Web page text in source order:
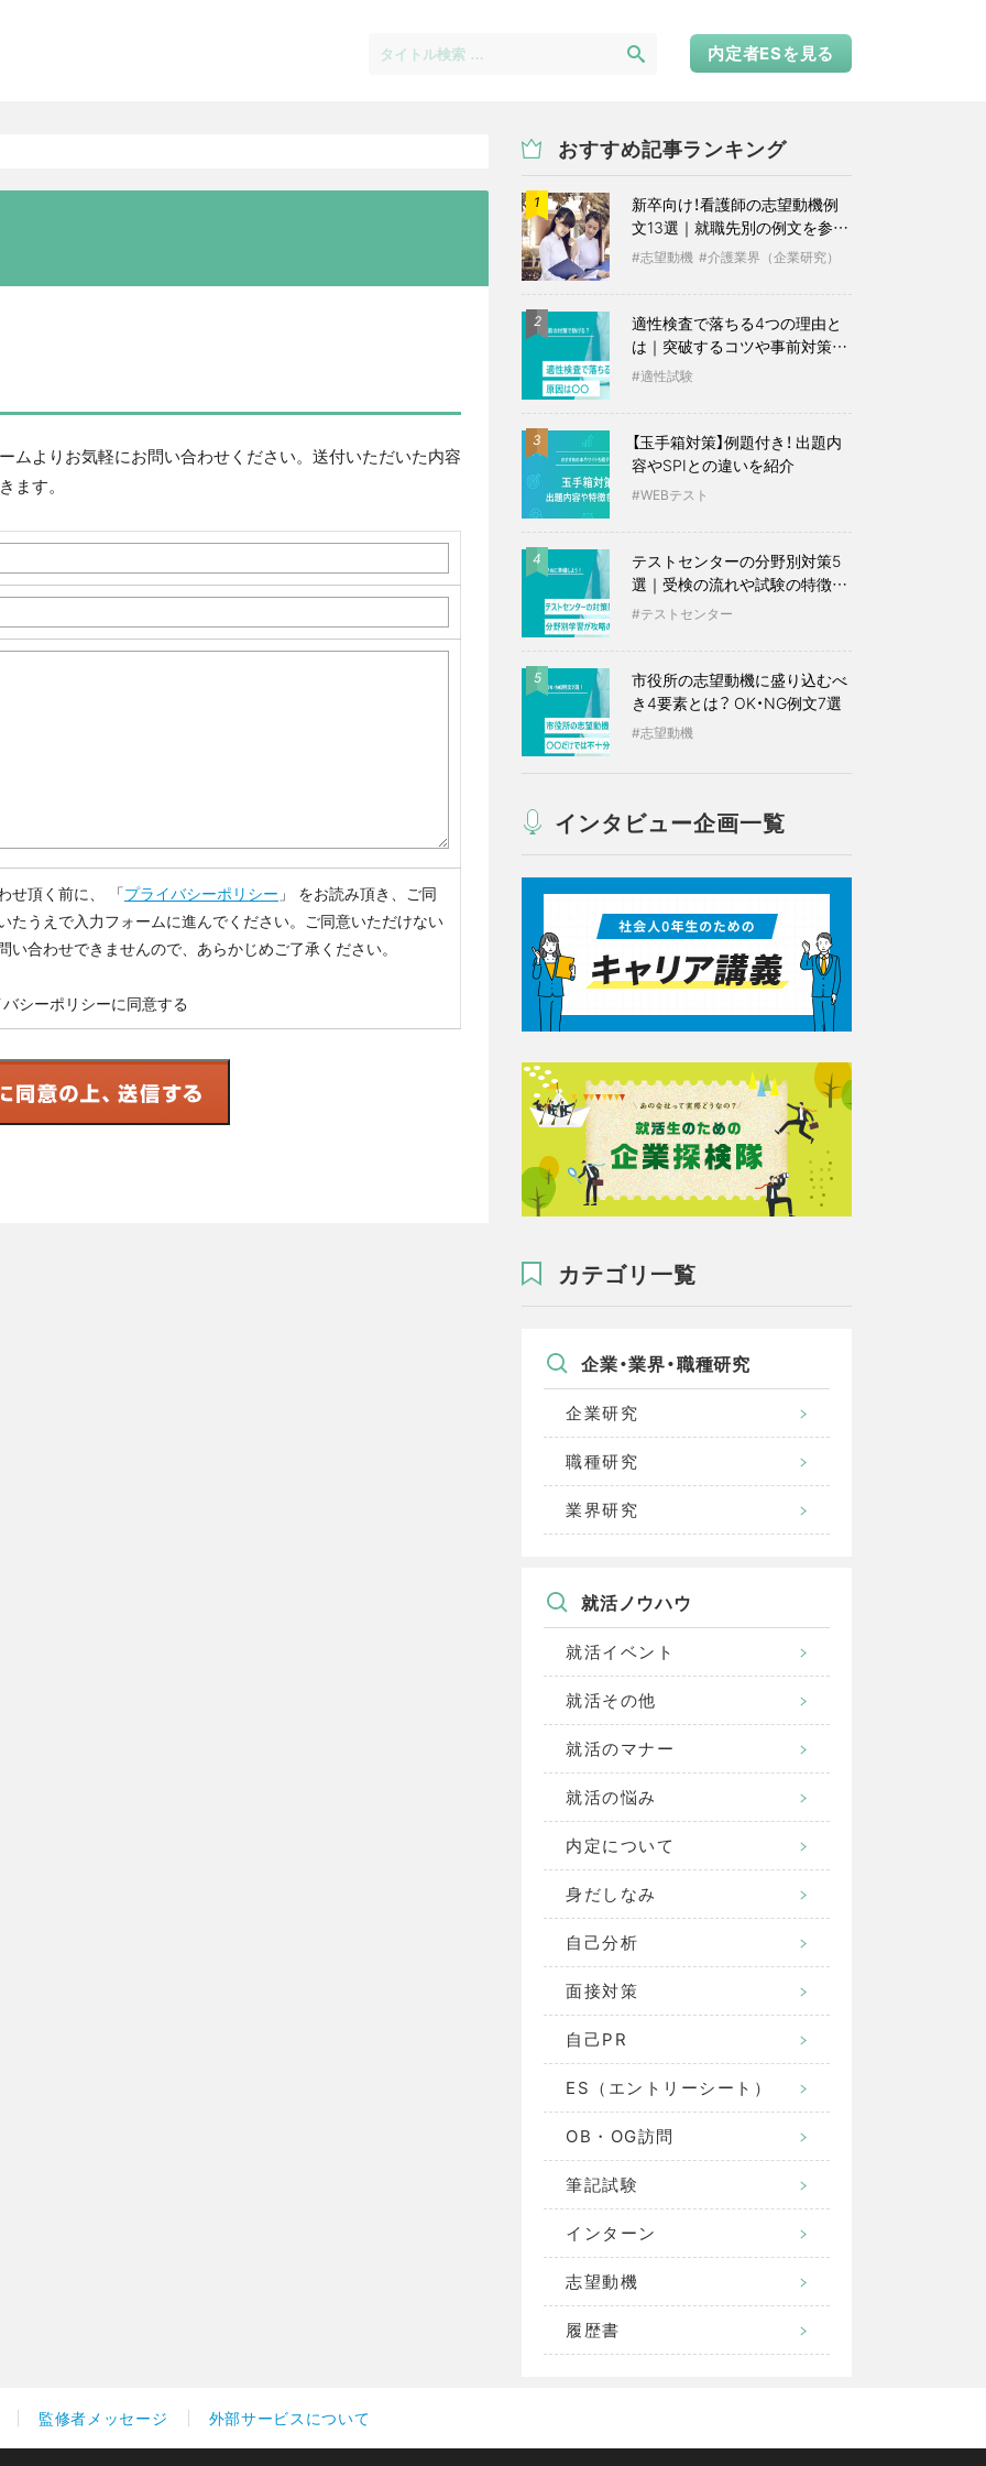
内定者ESを見る
ムよりお気軽にお問い合わせください。送付いただいた内容
ます。
せ頂く前に、 「プライバシーポリシー 」 をお読み頂き、ご同
たうえで入力フォームに進んでください。ご同意いただけない
い合わせできませんので、あらかじめご了承ください。
シーポリシーに同意する
おすすめ記事ランキング
1
新卒向け！看護師の志望動機例
文13選｜就職先別の例文を参考
に志望動機 介護業界（企業研究）
2
適性検査で落ちる4つの理由と
は｜突破するコツや事前対策も
紹介
適性試験
3
【玉手箱対策】例題付き！ 出題内
容やSPIとの違いを紹介
WEBテスト
4
テストセンターの分野別対策5
選｜受検の流れや試験の特徴も
紹介
テストセンター
5
市役所の志望動機に盛り込むべ
き4要素とは？ OK・NG例文7選
志望動機
インタビュー企画一覧
カテゴリ一覧
企業・業界・職種研究
企業研究
職種研究
業界研究
就活ノウハウ
就活イベント
就活その他
就活のマナー
就活の悩み
内定について
身だしなみ
自己分析
面接対策
自己PR
ES（エントリーシート）
OB・OG訪問
筆記試験
インターン
志望動機
履歴書
監修者メッセージ 外部サービスについて